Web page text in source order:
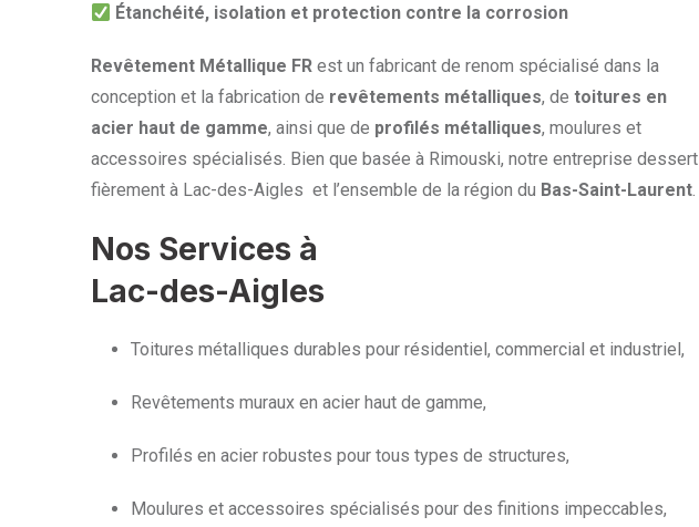
Étanchéité, isolation et protection contre la corrosion
Revêtement Métallique FR est un fabricant de renom spécialisé dans la
conception et la fabrication de revêtements métalliques, de toitures en
acier haut de gamme, ainsi que de profilés métalliques, moulures et
accessoires spécialisés. Bien que basée à Rimouski, notre entreprise dessert
fièrement à Lac-des-Aigles et l’ensemble de la région du Bas-Saint-Laurent.
Nos Services à
Lac-des-Aigles
Toitures métalliques durables pour résidentiel, commercial et industriel,
Revêtements muraux en acier haut de gamme,
Profilés en acier robustes pour tous types de structures,
Moulures et accessoires spécialisés pour des finitions impeccables,